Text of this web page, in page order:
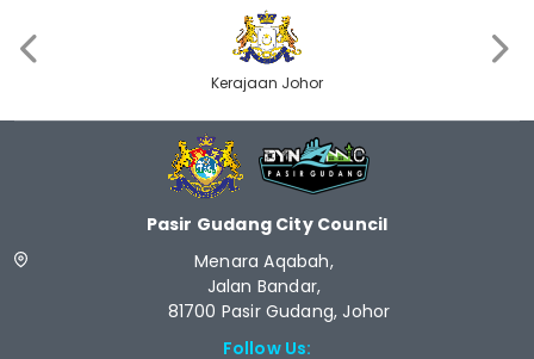
Kerajaan Johor
Pasir Gudang City Council
Menara Aqabah,
Jalan Bandar,
81700 Pasir Gudang, Johor
Follow Us: